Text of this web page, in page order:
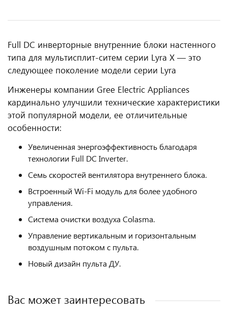
Full DC инверторные внутренние блоки настенного
типа для мультисплит-ситем серии Lyra X — это
следующее поколение модели серии Lyra
Инженеры компании Gree Electric Appliances
кардинально улучшили технические характеристики
этой популярной модели, ее отличительные
особенности:
Увеличенная энергоэффективность благодаря
технологии Full DC Inverter.
Семь скоростей вентилятора внутреннего блока.
Встроенный Wi-Fi модуль для более удобного
управления.
Система очистки воздуха Colasma.
Управление вертикальным и горизонтальным
воздушным потоком с пульта.
Новый дизайн пульта ДУ.
Вас может заинтересовать